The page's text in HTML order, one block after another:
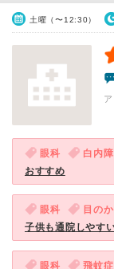
土曜（〜12:30）
眼科 白内障
おすすめ
眼科 目の
子供も通院しやす
眼科 飛蚊症